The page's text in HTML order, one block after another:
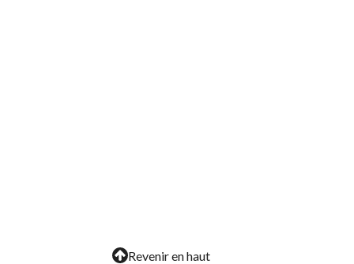
Revenir en haut